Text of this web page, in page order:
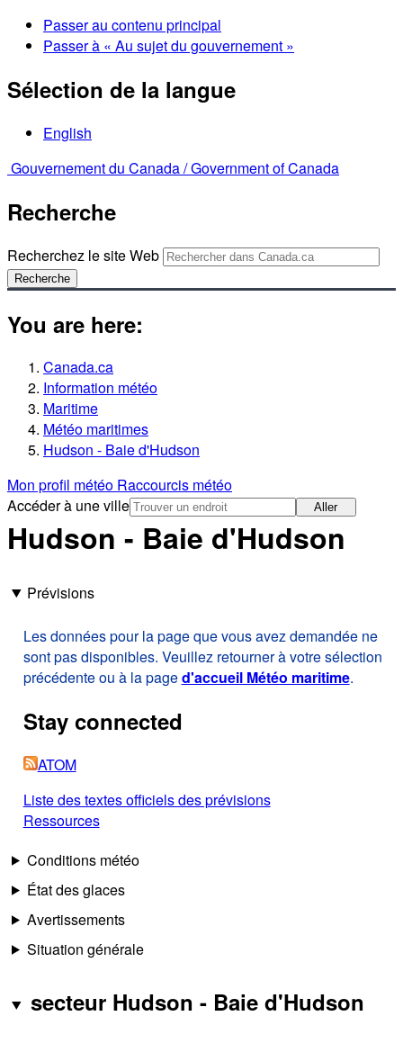
Passer au contenu principal
Passer à « Au sujet du gouvernement »
Sélection de la langue
English
Gouvernement du Canada /Government of Canada
Recherche
Recherchez le site Web
Recherche
You are here:
Canada.ca
Information météo
Maritime
Météo maritimes
Hudson - Baie d'Hudson
Mon profil météo Raccourcis météo
Accéder à une ville
Aller
Hudson - Baie d'Hudson
Prévisions
Les données pour la page que vous avez demandée ne
sont pas disponibles. Veuillez retourner à votre sélection
précédente ou à la paged'accueil Météo maritime.
Stay connected
ATOM
Liste des textes officiels des prévisions
Ressources
Conditions météo
État des glaces
Avertissements
Situation générale
secteur Hudson - Baie d'Hudson